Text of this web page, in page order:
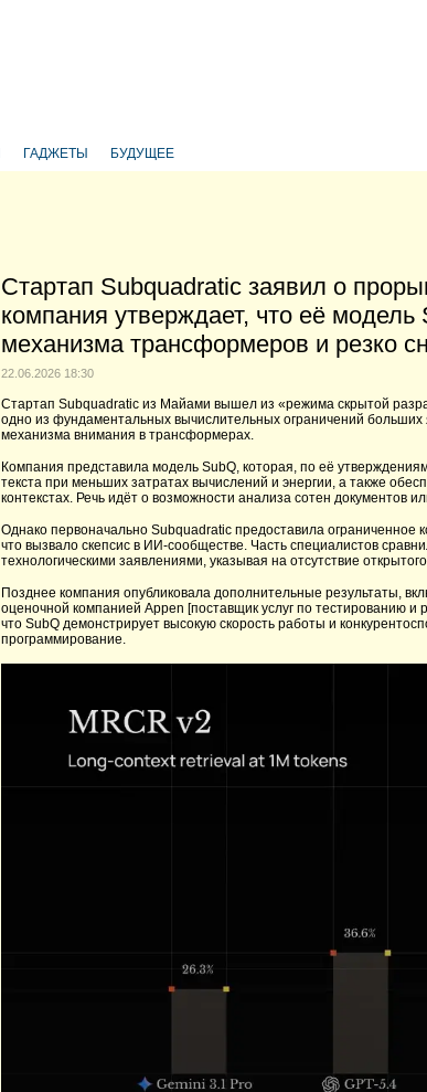
ГАДЖЕТЫ БУДУЩЕЕ
Стартап Subquadratic заявил о
компания утверждает, что её
механизма трансформеров и резко
22.06.2026 18:30
Стартап Subquadratic из Майами вышел из «режима скрытой
одно из фундаментальных вычислительных ограничений
механизма внимания в трансформерах.
Компания представила модель SubQ, которая, по её
текста при меньших затратах вычислений и энергии, а также
контекстах. Речь идёт о возможности анализа сотен документов
Однако первоначально Subquadratic предоставила
что вызвало скепсис в ИИ-сообществе. Часть специалистов
технологическими заявлениями, указывая на отсутствие
Позднее компания опубликовала дополнительные результаты,
оценочной компанией Appen [поставщик услуг по тестированию
что SubQ демонстрирует высокую скорость работы и
программирование.